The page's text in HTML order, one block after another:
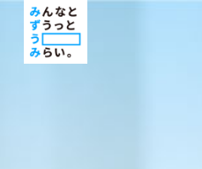
みずうみでは